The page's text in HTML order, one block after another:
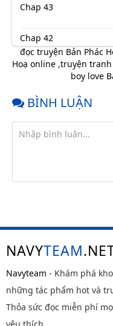
Chap 43
Chap 42
Chap 41
Chap 40
Chap 39
Chap 35
Chap 34
Chap 33
đọc truyện Bản Phác
Hoạ online ,truyện tranh
boy love
BÌNH LUẬN
NAVYTEAM
Navyteam - Khám phá
những tác phẩm hot và
Thỏa sức đọc miễn phí